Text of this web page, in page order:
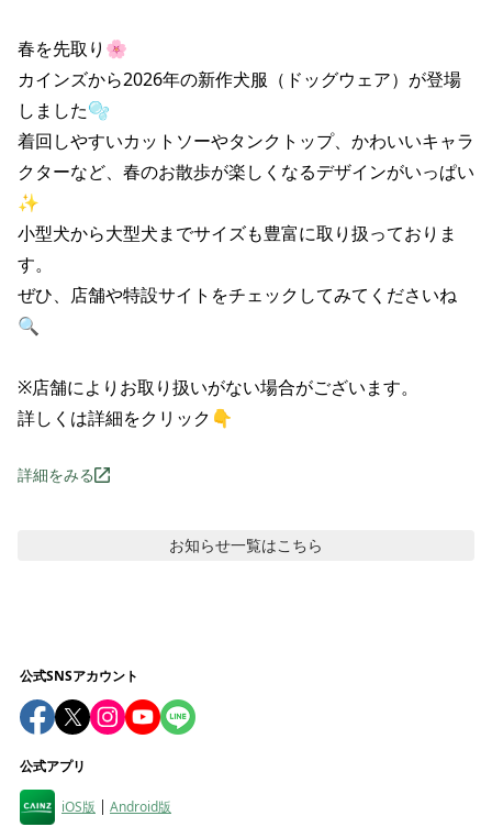
春を先取り🌸
カインズから2026年の新作犬服（ドッグウェア）が登場
しました🫧
着回しやすいカットソーやタンクトップ、かわいいキャラ
クターなど、春のお散歩が楽しくなるデザインがいっぱい
✨
小型犬から大型犬までサイズも豊富に取り扱っておりま
す。
ぜひ、店舗や特設サイトをチェックしてみてくださいね
🔍
※店舗によりお取り扱いがない場合がございます。
詳しくは詳細をクリック👇
詳細をみる
お知らせ一覧はこちら
公式SNSアカウント
公式アプリ
iOS版 Android版